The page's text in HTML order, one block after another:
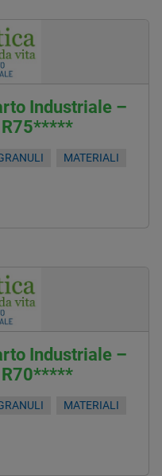
Industriale –
R75*****
MATERIALI
Industriale –
R70*****
MATERIALI